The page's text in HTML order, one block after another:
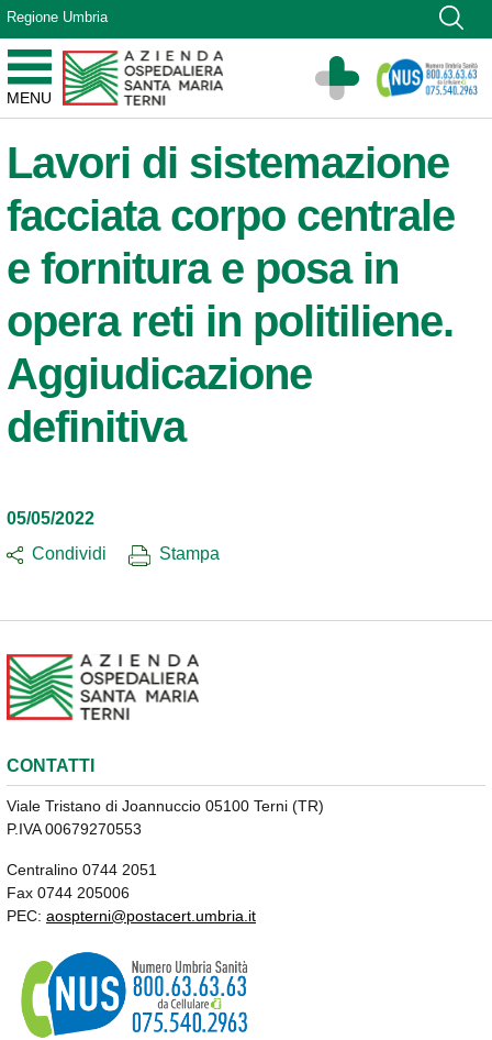
Vai ai contenuti
Vai al menu di navigazione
Vai al footer
Regione Umbria
MENU
Azienda Ospedaliera Santa Maria di Terni
Sito Istituzionale
Lavori di sistemazione
facciata corpo centrale
e fornitura e posa in
opera reti in politiliene.
Aggiudicazione
definitiva
05/05/2022
Condividi
Stampa
CONTATTI
Viale Tristano di Joannuccio 05100 Terni (TR)
P.IVA 00679270553
Centralino 0744 2051
Fax 0744 205006
PEC: aospterni@postacert.umbria.it